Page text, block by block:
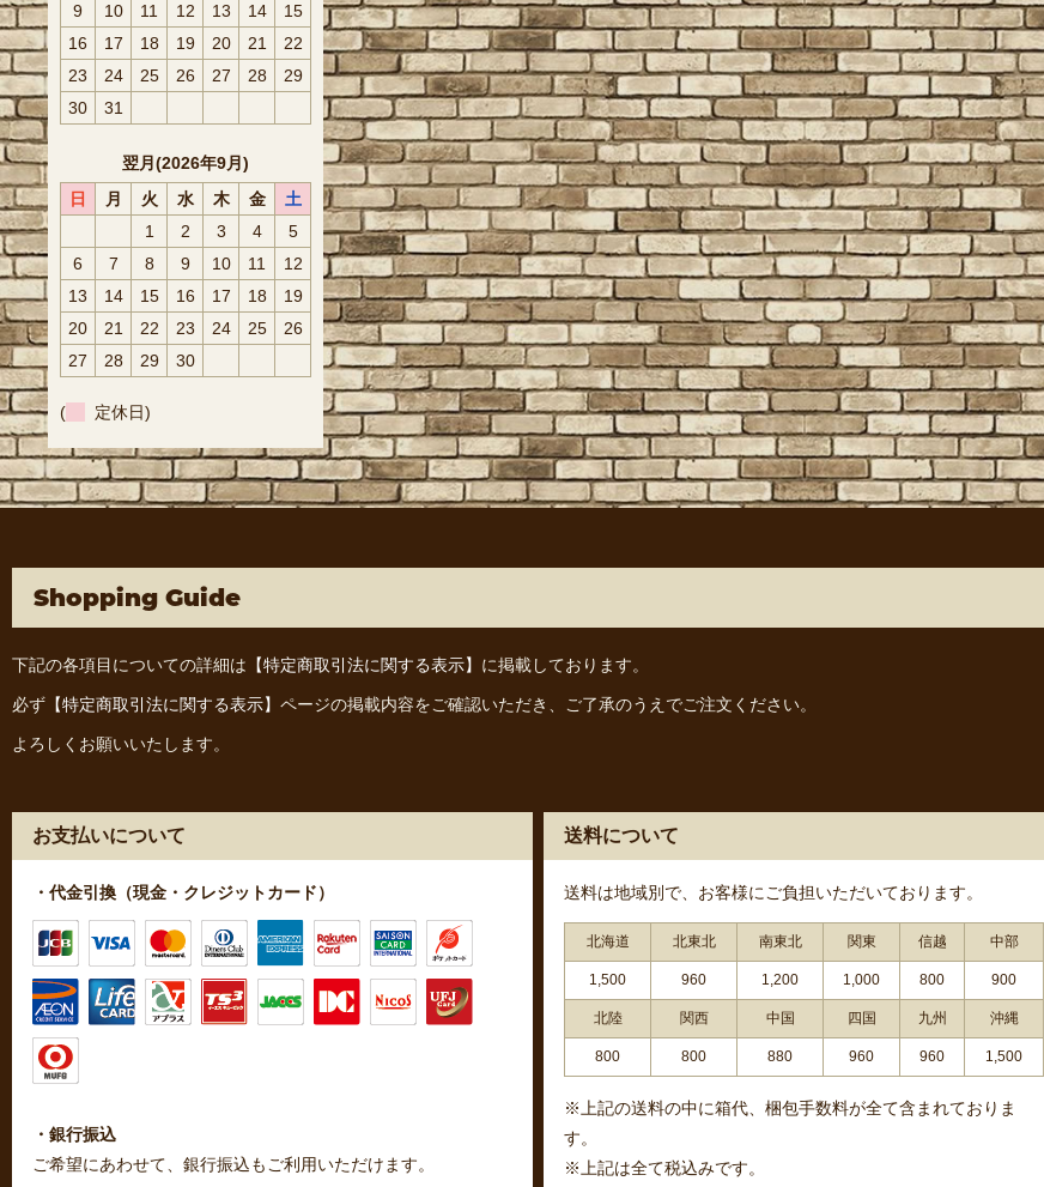
9
10 11 12 13 14
15
16
17 18 19 20 21
22
23
24 25 26 27 28
29
30
31
翌月(2026年9月)
日
月 火 水 木 金
土
1
2 3 4
5
6
7 8 9 10 11
12
13
14 15 16 17 18
19
20
21 22 23 24 25
26
27
28 29 30
( 定休日)
Shopping Guide
下記の各項目についての詳細は 【特定商取引法に関する表示】 に掲載しております。
必ず 【特定商取引法に関する表示】 ページの掲載内容をご確認いただき、ご了承のうえでご注文ください。
よろしくお願いいたします。
お支払いについて
・代金引換（現金・クレジットカード）
・銀行振込
ご希望にあわせて、銀行振込もご利用いただけます。
送料について
送料は地域別で、お客様にご負担いただいております。
北海道 北東北 南東北 関東 信越 中部
1,500 960 1,200 1,000 800 900
北陸 関西 中国 四国 九州 沖縄
800 800 880 960 960 1,500
※上記の送料の中に箱代、梱包手数料が全て含まれておりま
す。
※上記は全て税込みです。